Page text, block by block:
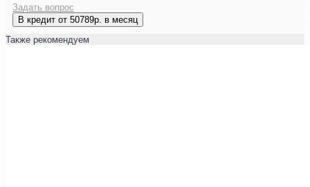
Задать вопрос
В кредит от 50789р. в месяц
Также рекомендуем